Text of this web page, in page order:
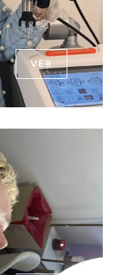
VER